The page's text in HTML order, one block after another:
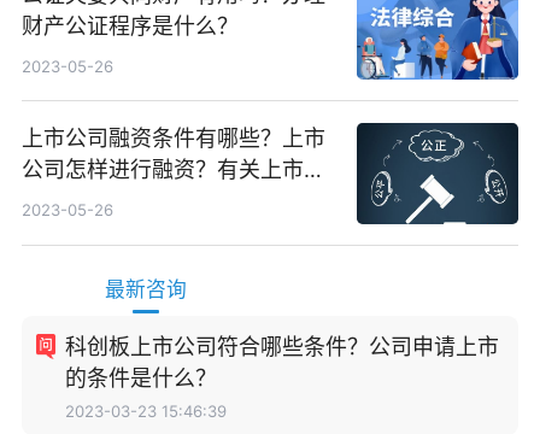
财产公证程序是什么？
2023-05-26
上市公司融资条件有哪些？上市
公司怎样进行融资？有关上市公
司是如何来进行资金重组的？
2023-05-26
最新咨询
科创板上市公司符合哪些条件？公司申请上市
的条件是什么？
2023-03-23 15:46:39